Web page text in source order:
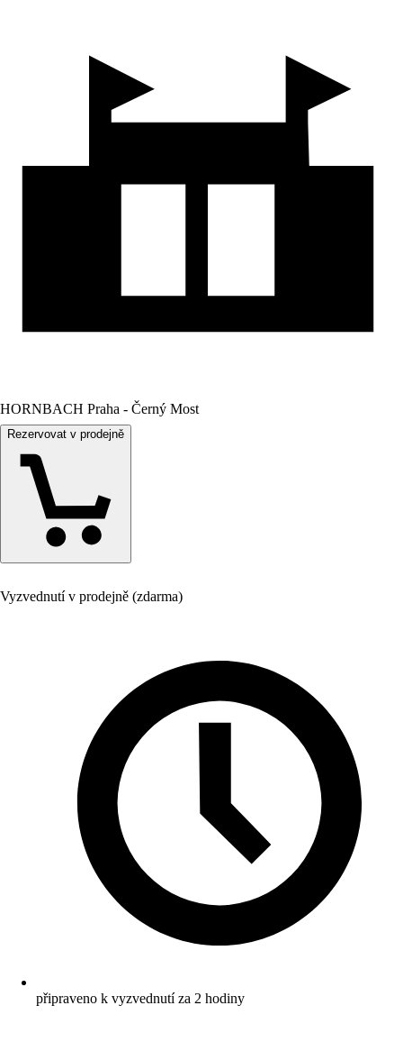
HORNBACH Praha - Černý Most
Rezervovat v prodejně
Vyzvednutí v prodejně (zdarma)
připraveno k vyzvednutí za 2 hodiny